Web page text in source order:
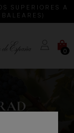
SUPERIORES A
0